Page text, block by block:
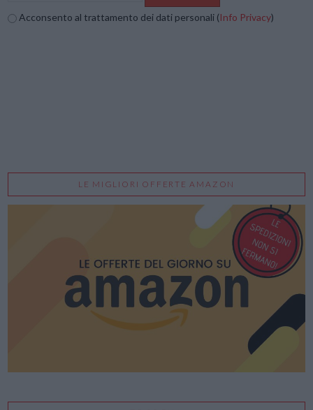
Acconsento al trattamento dei dati personali (Info Privacy)
LE MIGLIORI OFFERTE AMAZON